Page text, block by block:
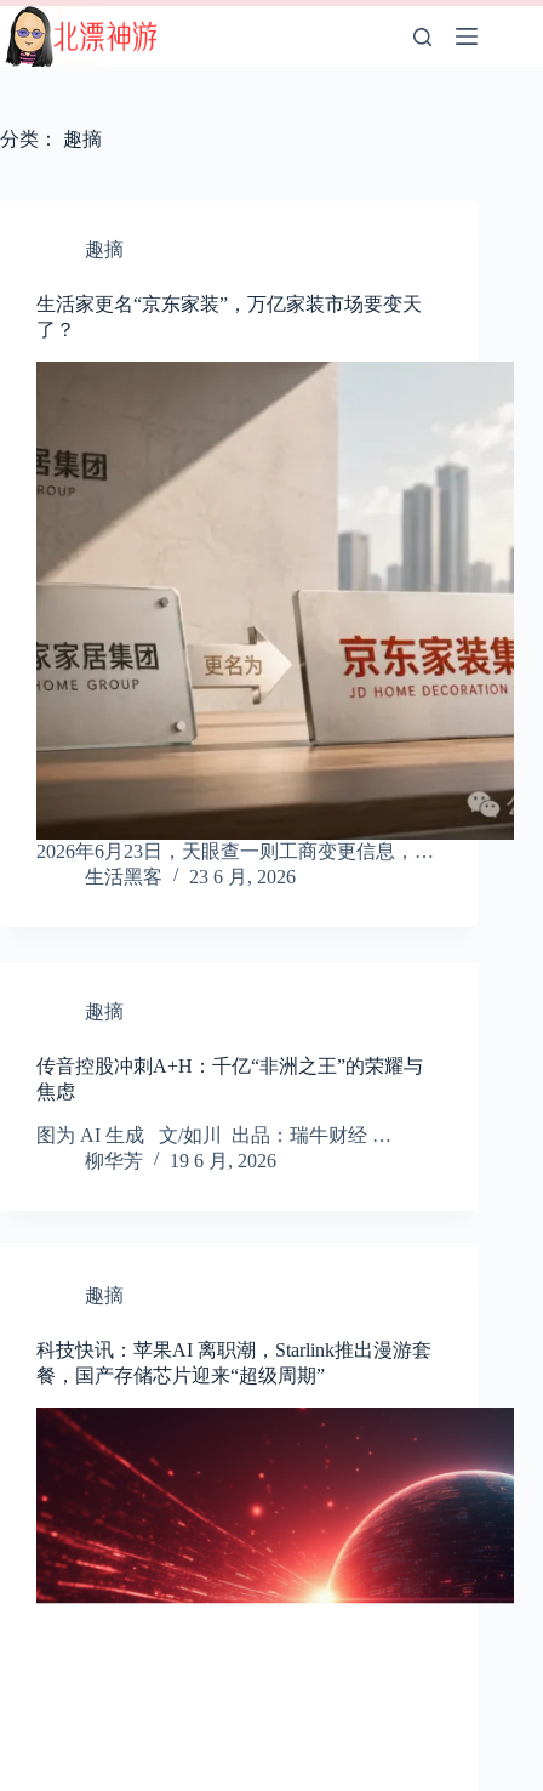
跳
至
内
分类： 趣摘
趣摘
生活家更名“京东家装”，万亿家装市场要变天
了？
2026年6月23日，天眼查一则工商变更信息，…
生活黑客
23 6 月, 2026
趣摘
传音控股冲刺A+H：千亿“非洲之王”的荣耀与
焦虑
图为 AI 生成 文/如川 出品：瑞牛财经 …
柳华芳
19 6 月, 2026
趣摘
科技快讯：苹果AI 离职潮，Starlink推出漫游套
餐，国产存储芯片迎来“超级周期”